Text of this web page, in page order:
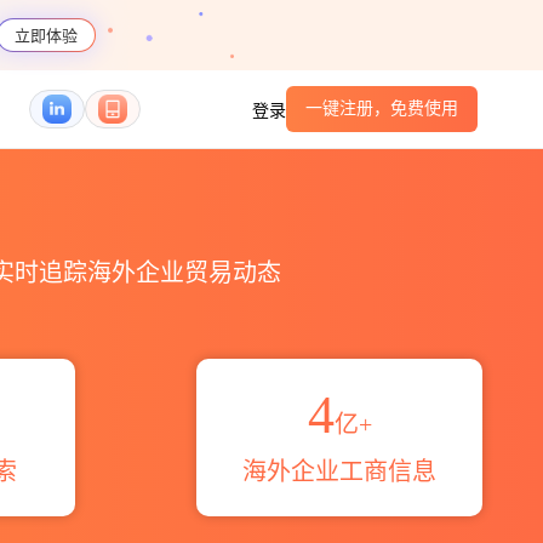
立即体验
登录 一键注册，免费使用
时追踪海外企业贸易动态
4亿+
海外企业工商信息